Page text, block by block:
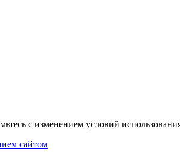
с изменением условий
сайтом